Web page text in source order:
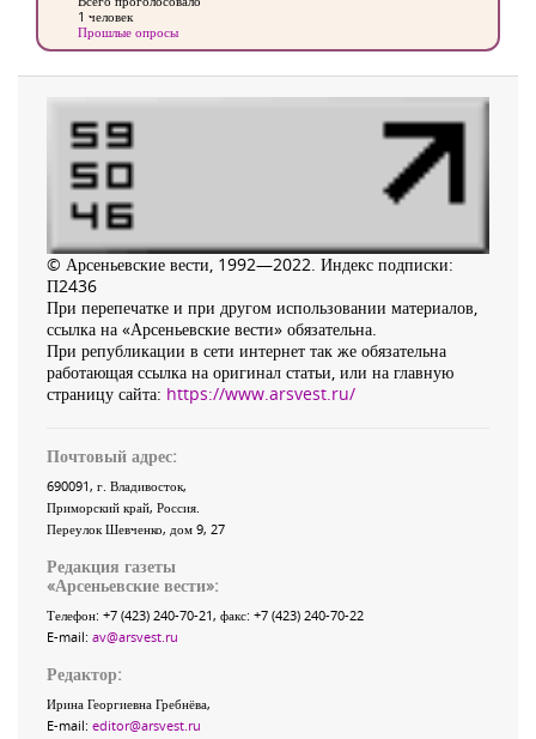
1 человек
Прошлые опросы
© Арсеньевские вести, 1992—2022. Индекс подписки:
П2436
При перепечатке и при другом использовании материалов,
ссылка на «Арсеньевские вести» обязательна.
При републикации в сети интернет так же обязательна
работающая ссылка на оригинал статьи, или на главную
страницу сайта: https://www.arsvest.ru/
Почтовый адрес:
690091, г. Владивосток,
Приморский край, Россия
Переулок Шевченко, дом 9, 27
Редакция газеты
«Арсеньевские вести»:
Телефон: +7 (423) 240-70-21, факс: +7 (423) 240-70-22
E-mail: av@arsvest.ru
Редактор:
Ирина Георгиевна Гребнёва,
E-mail: editor@arsvest.ru